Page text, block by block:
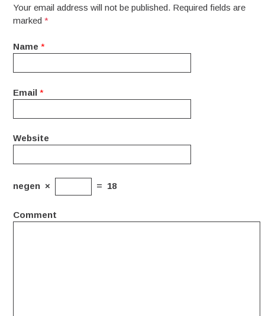
Your email address will not be published. Required fields are
marked*
Name *
Email *
Website
negen × = 18
Comment